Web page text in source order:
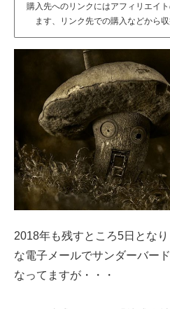
購入先へのリンクにはアフィリエイ
ます、リンク先での購入などから
­2018年も残すところ5日とな
な電子メールでサンダーバー
なってますが・・・